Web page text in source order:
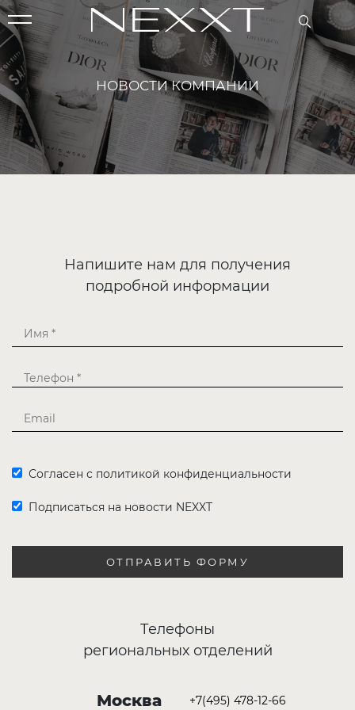
НОВОСТИ КОМПАНИИ
Напишите нам для получения
подробной информации
Согласен с политикой конфиденциальности
Подписаться на новости NEXXT
ОТПРАВИТЬ ФОРМУ
Телефоны
региональных отделений
Москва +7(495) 478-12-66